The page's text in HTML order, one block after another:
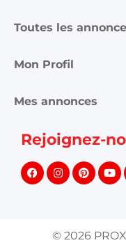
Mon Profil
Mes annonces
Rejoignez-